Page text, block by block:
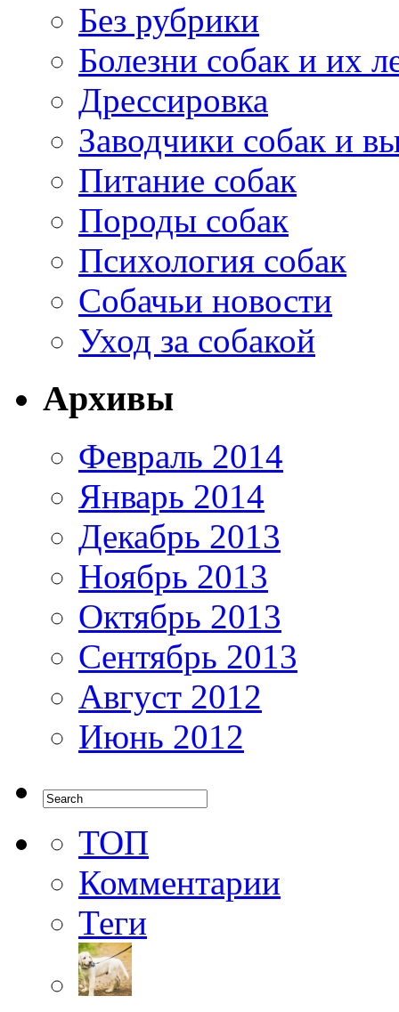
Без рубрики
Болезни собак и их
Дрессировка
Заводчики собак и
Питание собак
Породы собак
Психология собак
Собачьи новости
Уход за собакой
Архивы
Февраль 2014
Январь 2014
Декабрь 2013
Ноябрь 2013
Октябрь 2013
Сентябрь 2013
Август 2012
Июнь 2012
ТОП
Комментарии
Теги